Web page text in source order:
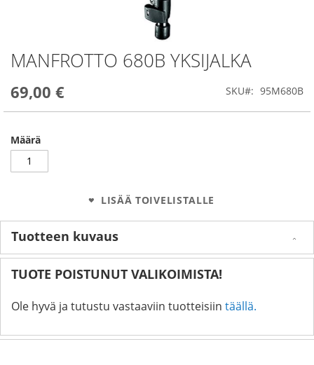
MANFROTTO 680B YKSIJALKA
69,00 € SKU 95M680B
Määrä
LISÄÄ TOIVELISTALLE
Skip
to
beginning
of
images
gallery
Tuotteen kuvaus
TUOTE POISTUNUT VALIKOIMISTA!
Ole hyvä ja tutustu vastaaviin tuotteisiin täällä.